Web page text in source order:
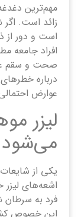
مهم‌ترین
زائد است.
است و دور از
افراد
صحت و سقم
درباره
عوارض
لیزر
می‌شود
یکی از
اشعه‌های
فرد به سرطان
این خصوص